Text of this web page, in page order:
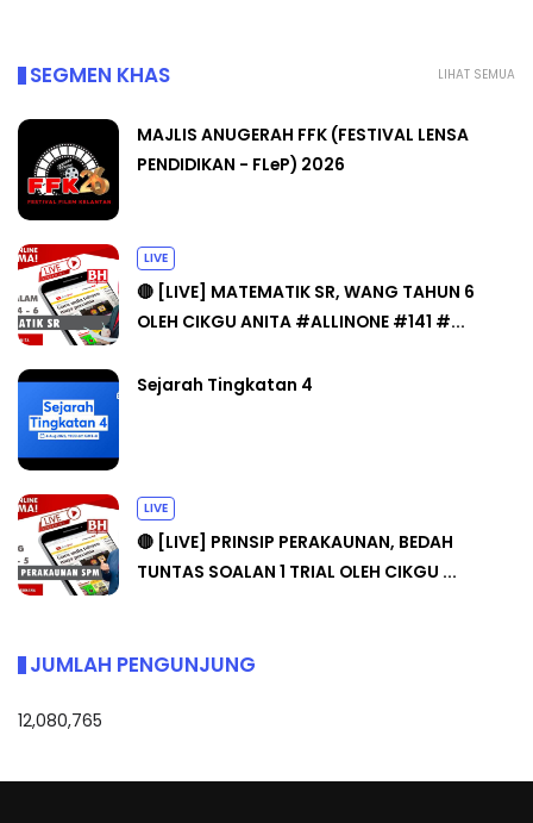
LIHAT SEMUA
SEGMEN KHAS
MAJLIS ANUGERAH FFK (FESTIVAL LENSA
PENDIDIKAN - FLeP) 2026
LIVE
🔴 [LIVE] MATEMATIK SR, WANG TAHUN 6
OLEH CIKGU ANITA #ALLINONE #141 #...
Sejarah Tingkatan 4
LIVE
🔴 [LIVE] PRINSIP PERAKAUNAN, BEDAH
TUNTAS SOALAN 1 TRIAL OLEH CIKGU ...
JUMLAH PENGUNJUNG
12,080,765